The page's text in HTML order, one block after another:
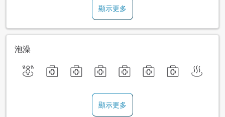
顯示更多
泡澡
顯示更多